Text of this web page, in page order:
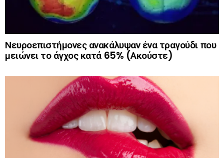
Νευροεπιστήμονες ανακάλυψαν ένα τραγούδι που
μειώνει το άγχος κατά 65% (Ακούστε)